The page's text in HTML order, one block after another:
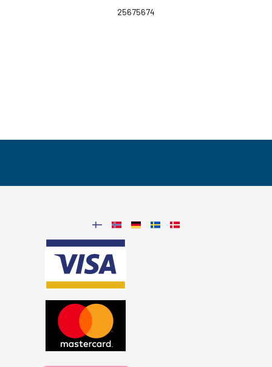
25675674